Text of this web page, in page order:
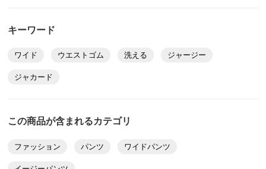
キーワード
ワイド ウエストゴム 洗える ジャージー
ジャカード
この商品が含まれるカテゴリ
ファッション パンツ ワイドパンツ